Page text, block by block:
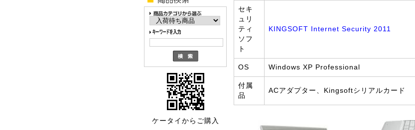
ケータイからご購入
セキ
ュリ
ティ
ソフ
ト
KINGSOFT Internet Security 2011
OS Windows XP Professional
付属
品
ACアダプター、Kingsoftシリアルカード